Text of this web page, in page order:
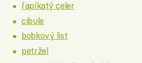
řapíkatý celer
cibule
bobkový list
petržel